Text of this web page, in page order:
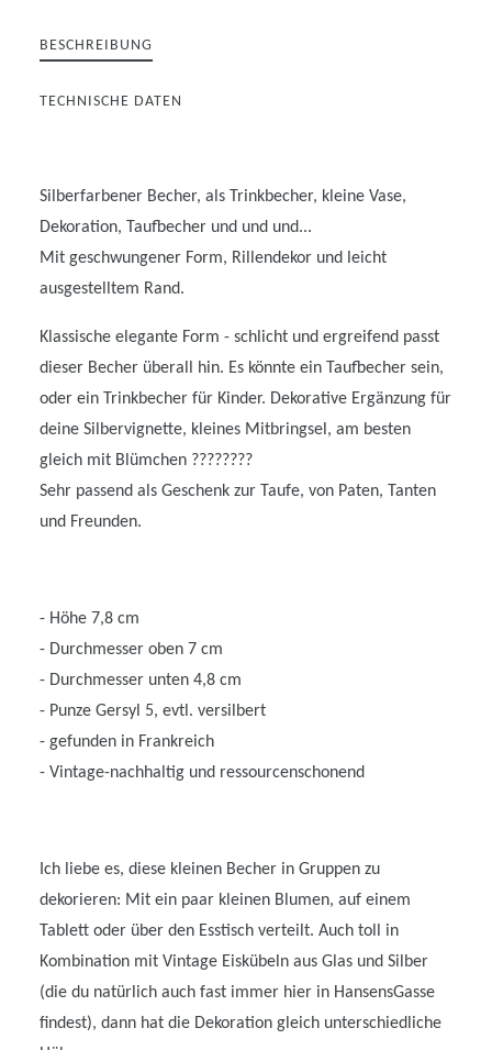
BESCHREIBUNG
TECHNISCHE DATEN
Silberfarbener Becher, als Trinkbecher, kleine Vase,
Dekoration, Taufbecher und und und...
Mit geschwungener Form, Rillendekor und leicht
ausgestelltem Rand.
Klassische elegante Form - schlicht und ergreifend passt
dieser Becher überall hin. Es könnte ein Taufbecher sein,
oder ein Trinkbecher für Kinder. Dekorative Ergänzung für
deine Silbervignette, kleines Mitbringsel, am besten
gleich mit Blümchen ????????
Sehr passend als Geschenk zur Taufe, von Paten, Tanten
und Freunden.
- Höhe 7,8 cm
- Durchmesser oben 7 cm
- Durchmesser unten 4,8 cm
- Punze Gersyl 5, evtl. versilbert
- gefunden in Frankreich
- Vintage-nachhaltig und ressourcenschonend
Ich liebe es, diese kleinen Becher in Gruppen zu
dekorieren: Mit ein paar kleinen Blumen, auf einem
Tablett oder über den Esstisch verteilt. Auch toll in
Kombination mit Vintage Eiskübeln aus Glas und Silber
(die du natürlich auch fast immer hier in HansensGasse
findest), dann hat die Dekoration gleich unterschiedliche